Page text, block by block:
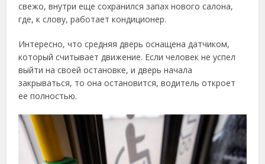
свежо, внутри еще сохранился запах нового салона,
где, к слову, работает кондиционер.
Интересно, что средняя дверь оснащена датчиком,
который считывает движение. Если человек не успел
выйти на своей остановке, и дверь начала
закрываться, то она остановится, водитель откроет
ее полностью.